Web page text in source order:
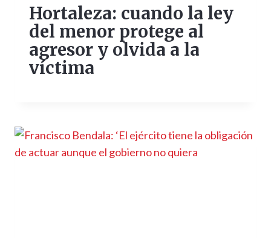
Hortaleza: cuando la ley
del menor protege al
agresor y olvida a la
víctima